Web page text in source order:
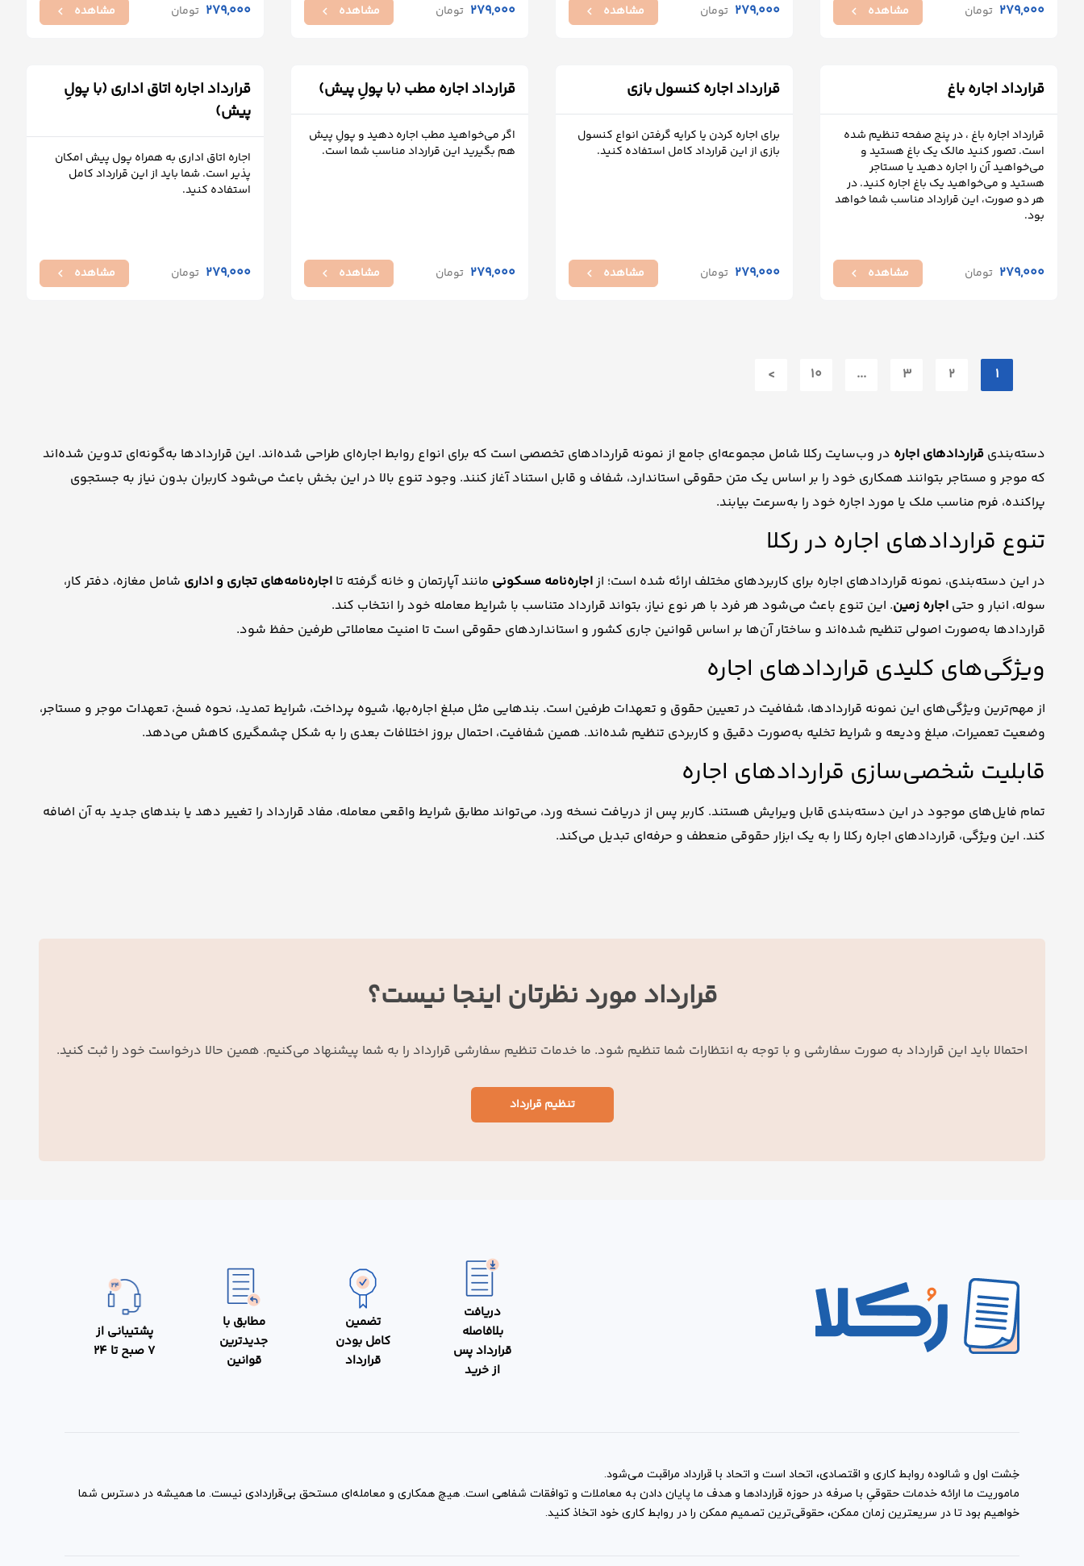
279,000 تومان مشاهده chevron_left
279,000 تومان مشاهده chevron_left
279,000 تومان مشاهده chevron_left
279,000 تومان مشاهده chevron_left
قرارداد اجاره باغ
قرارداد اجاره باغ ، در پنج صفحه تنظیم شده
است. تصور کنید مالک یک باغ هستید و
می‌خواهید آن را اجاره دهید یا مستاجر
هستید و می‌خواهید یک باغ اجاره کنید. در
هر دو صورت، این قرارداد مناسب شما خواهد
بود.
279,000 تومان مشاهده chevron_left
قرارداد اجاره کنسول بازی
برای اجاره کردن یا کرایه گرفتن انواع کنسول
بازی از این قرارداد کامل استفاده کنید.
279,000 تومان مشاهده chevron_left
قرارداد اجاره مطب (با پولِ پیش)
اگر می‌خواهید مطب اجاره دهید و پولِ پیش
هم بگیرید این قرارداد مناسب شما است.
279,000 تومان مشاهده chevron_left
قرارداد اجاره اتاق اداری (با پولِ
پیش)
اجاره اتاق اداری به همراه پول پیش امکان
پذیر است. شما باید از این قرارداد کامل
استفاده کنید.
279,000 تومان مشاهده chevron_left
1
2
3
...
10
>
دسته‌بندی قراردادهای اجاره در وب‌سایت رکلا شامل مجموعه‌ای جامع از نمونه قراردادهای تخصصی است که برای انواع روابط اجاره‌ای طراحی شده‌اند. این قراردادها به‌گونه‌ای تدوین شده‌اند
که موجر و مستاجر بتوانند همکاری خود را بر اساس یک متن حقوقی استاندارد، شفاف و قابل استناد آغاز کنند. وجود تنوع بالا در این بخش باعث می‌شود کاربران بدون نیاز به جستجوی
پراکنده، فرم مناسب ملک یا مورد اجاره خود را به‌سرعت بیابند.
تنوع قراردادهای اجاره در رکلا
در این دسته‌بندی، نمونه قراردادهای اجاره برای کاربردهای مختلف ارائه شده است؛ ازاجاره‌نامه‌ مسکونی مانند آپارتمان و خانه گرفته تا اجاره‌نامه‌های تجاری و اداری شامل مغازه، دفتر کار،
سوله، انبار و حتی اجاره زمین. این تنوع باعث می‌شود هر فرد با هر نوع نیاز، بتواند قرارداد متناسب با شرایط معامله خود را انتخاب کند.
قراردادها به‌صورت اصولی تنظیم شده‌اند و ساختار آن‌ها بر اساس قوانین جاری کشور و استانداردهای حقوقی است تا امنیت معاملاتی طرفین حفظ شود.
ویژگی‌های کلیدی قراردادهای اجاره
از مهم‌ترین ویژگی‌های این نمونه قراردادها، شفافیت در تعیین حقوق و تعهدات طرفین است. بندهایی مثل مبلغ اجاره‌بها، شیوه پرداخت، شرایط تمدید، نحوه فسخ، تعهدات موجر و مستاجر،
وضعیت تعمیرات، مبلغ ودیعه و شرایط تخلیه به‌صورت دقیق و کاربردی تنظیم شده‌اند. همین شفافیت، احتمال بروز اختلافات بعدی را به شکل چشمگیری کاهش می‌دهد.
قابلیت شخصی‌سازی قراردادهای اجاره
تمام فایل‌های موجود در این دسته‌بندی قابل ویرایش هستند. کاربر پس از دریافت نسخه ورد، می‌تواند مطابق شرایط واقعی معامله، مفاد قرارداد را تغییر دهد یا بندهای جدید به آن اضافه
کند. این ویژگی، قراردادهای اجاره رکلا را به یک ابزار حقوقی منعطف و حرفه‌ای تبدیل می‌کند.
قرارداد مورد نظرتان اینجا نیست؟
احتمالا باید این قرارداد به صورت سفارشی و با توجه به انتظارات شما تنظیم شود. ما خدمات تنظیم سفارشی قرارداد را به شما پیشنهاد می‌کنیم. همین حالا درخواست خود را ثبت کنید.
تنظیم قرارداد
دریافت
بلافاصله
قرارداد پس
از خرید
تضمین
کامل بودن
قرارداد
مطابق با
جدیدترین
قوانین
پشتیبانی از
7 صبح تا 24
خِشت اول و شالوده روابط کاری و اقتصادی، اتحاد است و اتحاد با قرارداد مراقبت می‌شود.
ماموریت ما ارائه خدمات حقوقیِ با صرفه در حوزه قراردادها و هدف ما پایان دادن به معاملات و توافقات شفاهی است. هیچ همکاری و معامله‌ای مستحق بی‌قراردادی نیست. ما همیشه در دسترس شما
خواهیم بود تا در سریعترین زمان ممکن، حقوقی‌ترین تصمیم ممکن را در روابط کاری خود اتخاذ کنید.